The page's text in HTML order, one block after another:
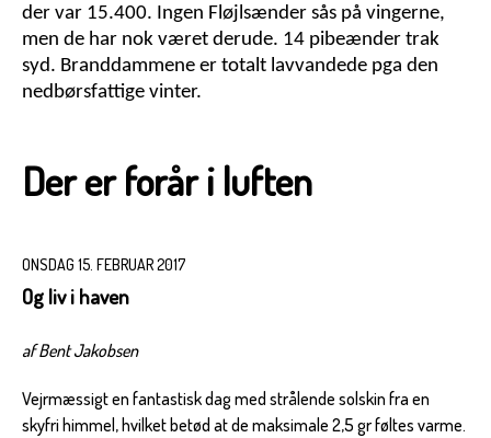
der var 15.400. Ingen Fløjlsænder sås på vingerne,
men de har nok været derude. 14 pibeænder trak
syd. Branddammene er totalt lavvandede pga den
nedbørsfattige vinter.
Der er forår i luften
ONSDAG 15. FEBRUAR 2017
Og liv i haven
af Bent Jakobsen
Vejrmæssigt en fantastisk dag med strålende solskin fra en
skyfri himmel, hvilket betød at de maksimale 2,5 gr føltes varme.